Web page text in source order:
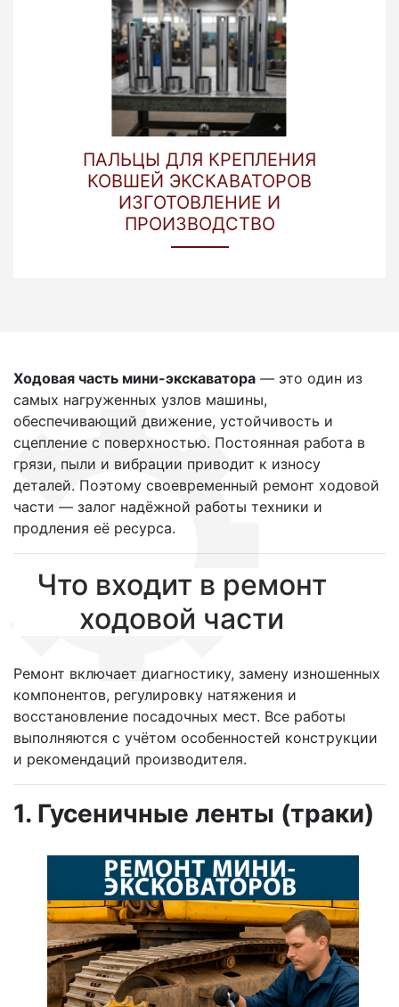
ПАЛЬЦЫ ДЛЯ КРЕПЛЕНИЯ
КОВШЕЙ ЭКСКАВАТОРОВ
ИЗГОТОВЛЕНИЕ И
ПРОИЗВОДСТВО
Ходовая часть мини-экскаватора — это один из
самых нагруженных узлов машины,
обеспечивающий движение, устойчивость и
сцепление с поверхностью. Постоянная работа в
грязи, пыли и вибрации приводит к износу
деталей. Поэтому своевременный ремонт ходовой
части — залог надёжной работы техники и
продления её ресурса.
Что входит в ремонт
ходовой части
Ремонт включает диагностику, замену изношенных
компонентов, регулировку натяжения и
восстановление посадочных мест. Все работы
выполняются с учётом особенностей конструкции
и рекомендаций производителя.
1. Гусеничные ленты (траки)